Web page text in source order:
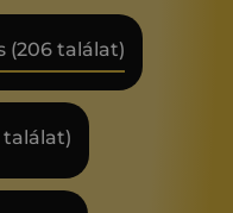
(206 találat)
találat)